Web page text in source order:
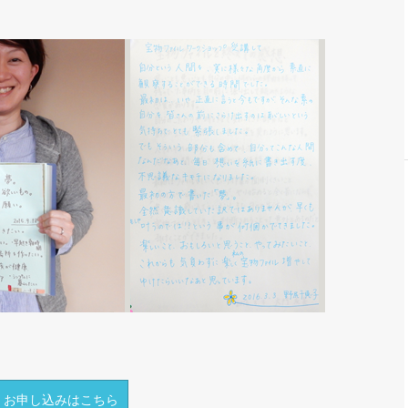
お申し込みはこちら